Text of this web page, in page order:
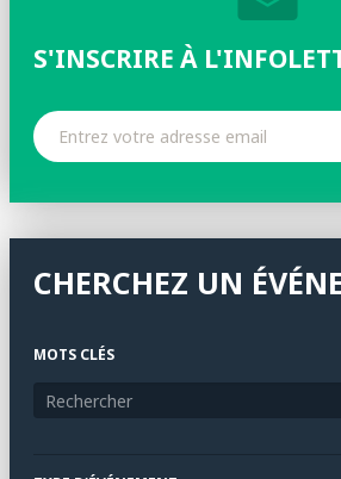
S'INSCRIRE À
CHERCHEZ UN
MOTS CLÉS